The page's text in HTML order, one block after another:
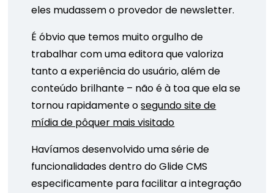
eles mudassem o provedor de newsletter.
É óbvio que temos muito orgulho de
trabalhar com uma editora que valoriza
tanto a experiência do usuário, além de
conteúdo brilhante – não é à toa que ela se
tornou rapidamente osegundo site de
mídia de pôquer mais visitado
Havíamos desenvolvido uma série de
funcionalidades dentro do Glide CMS
especificamente para facilitar a integração